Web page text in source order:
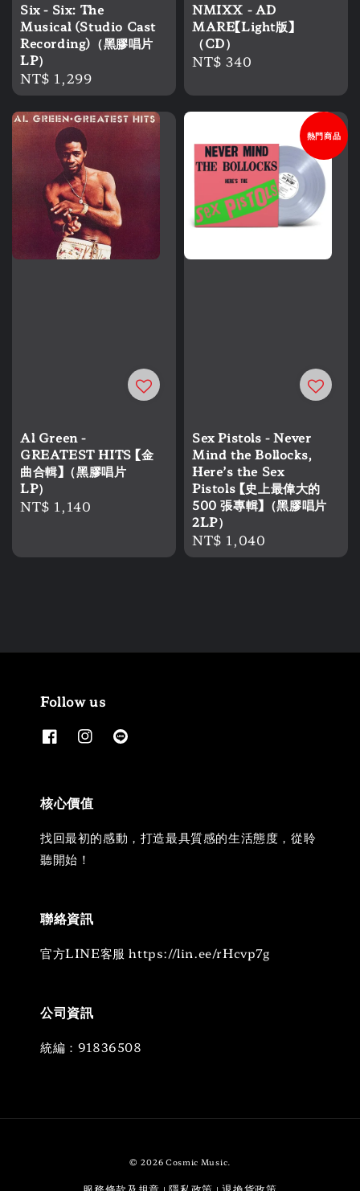
Six - Six: The
Musical (Studio Cast
Recording)（黑膠唱片
LP）
Regular
price
NT$ 1,299
NMIXX - AD
MARE【Light版】
（CD）
Regular
NT$ 340
Al Green -
GREATEST HITS 【金
曲合輯】（黑膠唱片
LP）
Regular
NT$ 1,140
熱門商品
Sex Pistols - Never
Mind the Bollocks,
Here’s the Sex
Pistols 【史上最偉大的
500 張專輯】（黑膠唱片
2LP）
Regular
price
NT$ 1,040
Follow us
核心價值
找回最初的感動，打造最具質感的生活態度，從聆
聽開始！
聯絡資訊
官方LINE客服 https://lin.ee/rHcvp7g
公司資訊
統編：91836508
© 2026 Cosmic Music.